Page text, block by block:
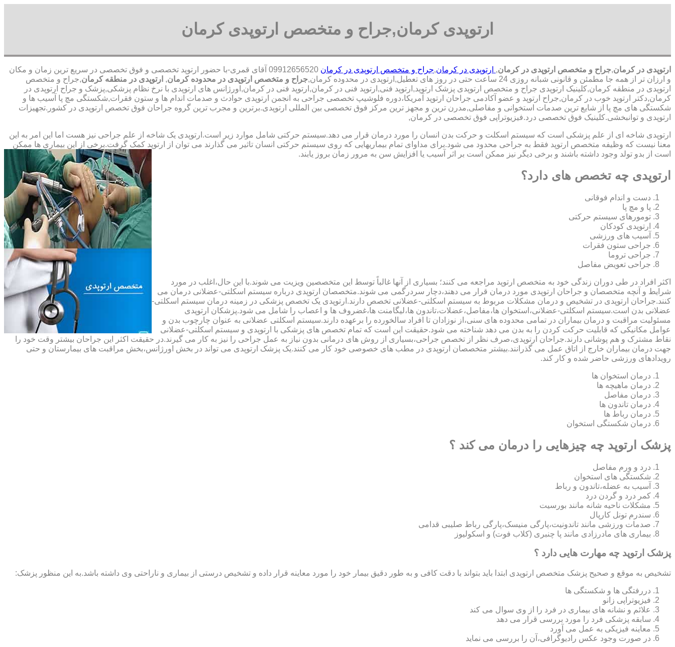
ارتوپدی کرمان,جراح و متخصص ارتوپدی کرمان
ارتوپدی در کرمان,جراح و متخصص ارتوپدی در کرمان, ارتوپدی در کرمان,جراح و متخصص ارتوپدی در کرمان
09912656520 آقای قمری-با حضور ارتوپد تخصصی و فوق تخصصی در سریع ترین زمان و مکان
و ارزان تر از همه جا مطمئن و قانونی شبانه روزی 24 ساعت حتی در روز های تعطیل,ارتوپدی در محدوده کرمان,
جراح و متخصص ارتوپدی در محدوده کرمان, ارتوپدی در منطقه کرمان,جراح و متخصص
ارتوپدی در منطقه کرمان,کلینیک ارتوپدی جراح و متخصص ارتوپدی پزشک ارتوپد,ارتوپد فنی,ارتوپد فنی در کرمان,ارتوپد فنی در کرمان,اورژانس های ارتوپدی با نرخ نظام پزشکی,پزشک و جراح ارتوپدی در
کرمان,دکتر ارتوپد خوب در کرمان,جراح ارتوپد و عضو آکادمی جراحان ارتوپد آمریکا،دوره فلوشیپ تخصصی جراحی به انجمن ارتوپدی حوادث و صدمات اندام ها و ستون فقرات,شکستگی مچ پا آسیب ها و
شکستگی های مچ پا از شایع ترین صدمات استخوانی و مفاصلی,مدرن ترین و مجهز ترین مرکز فوق تخصصی بین المللی ارتوپدی.برترین ‏و ‏مجرب ‏ترین ‏گروه ‏جراحان ‏فوق ‏تخصص ‏ارتوپدی ‏در ‏کشور.تجهیزات
ارتوپدی و توانبخشی.کلینیک فوق تخصصی درد.فیزیوتراپی فوق تخصصی در کرمان,
ارتوپدی شاخه ای از علم پزشکی است که سیستم اسکلت و حرکت بدن انسان را مورد درمان قرار می دهد.سیستم حرکتی شامل موارد زیر است.ارتوپدی یک شاخه از علم جراحی نیز هست اما این امر به این
معنا نیست که وظیفه متخصص ارتوپد فقط به جراحی محدود می شود.برای مداوای تمام بیماریهایی که روی سیستم حرکتی انسان تاثیر می گذارند می توان از ارتوپد کمک گرفت.برخی از این بیماری ها ممکن
است از بدو تولد وجود داشته باشند و برخی دیگر نیز ممکن است بر اثر آسیب یا افزایش سن به مرور زمان بروز یابند.
ارتوپدی چه تخصص های دارد؟
دست و اندام فوقانی
پا و مچ پا
تومورهای سیستم حرکتی
ارتوپدی کودکان
آسیب های ورزشی
جراحی ستون فقرات
جراحی تروما
جراحی تعویض مفاصل
اکثر افراد در طی دوران زندگی خود به متخصص ارتوپد مراجعه می کنند؛ بسیاری از آنها غالباً توسط این متخصصین ویزیت می شوند.با این حال،اغلب در مورد
شرایط و آنچه متخصصان و جراحان ارتوپدی مورد درمان قرار می دهند،دچار سردرگمی می شوند.متخصصان ارتوپدی درباره سیستم اسکلتی-عضلانی درمان می
کنند.جراحان ارتوپدی در تشخیص و درمان مشکلات مربوط به سیستم اسکلتی-عضلانی تخصص دارند.ارتوپدی یک تخصص پزشکی در زمینه درمان سیستم اسکلتی-
عضلانی بدن است.سیستم اسکلتی-عضلانی،استخوان ها،مفاصل،عضلات،تاندون ها،لیگامنت ها،غضروف ها و اعصاب را شامل می شود.پزشکان ارتوپدی
مسئولیت مراقبت و درمان بیماران در تمامی محدوده های سنی،از نوزادان تا افراد سالخورده را برعهده دارند.سیستم اسکلتی عضلانی به عنوان چارچوب بدن و
عوامل مکانیکی که قابلیت حرکت کردن را به بدن می دهد شناخته می شود.حقیقت این است که تمام تخصص های پزشکی با ارتوپدی و سیستم اسکلتی-عضلانی
نقاط مشترک و هم پوشانی دارند.جراحان ارتوپدی،صرف نظر از تخصص جراحی،بسیاری از روش های درمانی بدون نیاز به عمل جراحی را نیز به کار می گیرند.در حقیقت اکثر این جراحان بیشتر وقت خود را
جهت درمان بیماران خارج از اتاق عمل می گذرانند.بیشتر متخصصان ارتوپدی در مطب های خصوصی خود کار می کنند.یک پزشک ارتوپدی می تواند در بخش اورژانس،بخش مراقبت های بیمارستان و حتی
رویدادهای ورزشی حاضر شده و کار کند.
درمان استخوان ها
درمان ماهیچه ها
درمان مفاصل
درمان تاندون ها
درمان رباط ها
درمان شکستگی استخوان
پزشک ارتوپد چه چیزهایی را درمان می کند ؟
درد و ورم مفاصل
شکستگی های استخوان
آسیب به عضله،تاندون و رباط
کمر درد و گردن درد
مشکلات ناحیه شانه مانند بورسیت
سندرم تونل کارپال
صدمات ورزشی مانند تاندونیت،پارگی منیسک،پارگی رباط صلیبی قدامی
بیماری های مادرزادی مانند پا چنبری (کلاب فوت) و اسکولیوز
پزشک ارتوپد چه مهارت هایی دارد ؟
تشخیص به موقع و صحیح پزشک متخصص ارتوپدی ابتدا باید بتواند با دقت کافی و به طور دقیق بیمار خود را مورد معاینه قرار داده و تشخیص درستی از بیماری و ناراحتی وی داشته باشد.به این منظور پزشک:
دررفتگی ها و شکستگی ها
فیزیوتراپی زانو
علائم و نشانه های بیماری در فرد را از وی سوال می کند
سابقه پزشکی فرد را مورد بررسی قرار می دهد
معاینه فیزیکی به عمل می آورد
در صورت وجود عکس رادیوگرافی،آن را بررسی می‎ نماید